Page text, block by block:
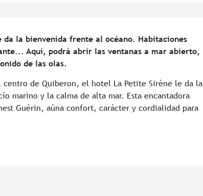
la bienvenida frente al océano. Habitaciones
Aquí, podrá abrir las ventanas a mar abierto,
de las olas.
centro de Quiberon, el hotel La Petite Sirène le da la
marino y la calma de alta mar. Esta encantadora
Guérin, aúna confort, carácter y cordialidad para